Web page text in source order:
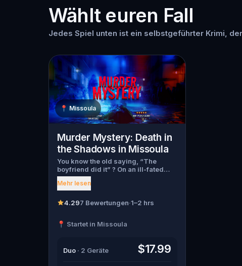
Wählt euren Fall
Jedes Spiel unten ist ein selbstgeführter Krimi,
📍 Missoula
Murder Mystery: Death in
the Shadows in Missoula
You know the old saying, “The
boyfriend did it” ? On an ill-fated
night, love goes terribly wrong for
Bella Wanderlust and Walter Bridges
found dead during a ghost tour led
truth. Was it Walter, the obsessed
guide with a flair for the dramatic?
Or is someone else hiding in the
Mehr lesen
4.297 Bewertungen·1–2 hrs
📍 Startet in Missoula
Duo · 2 Geräte $17.99